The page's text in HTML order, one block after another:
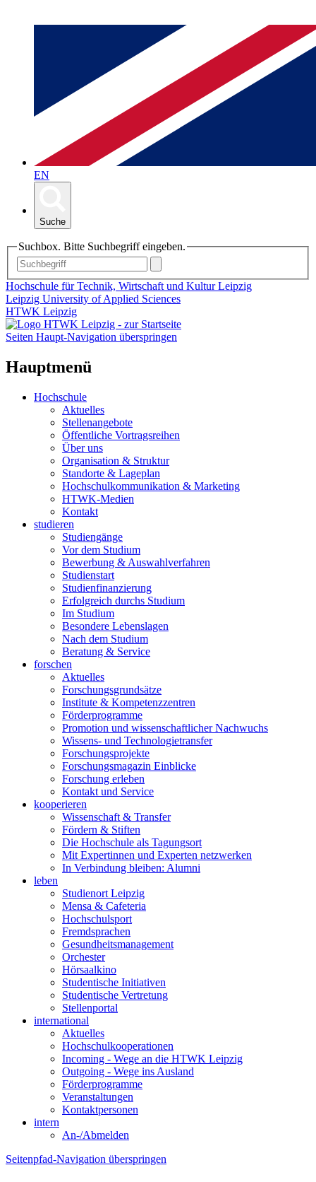
EN
Suche
Suchbox. Bitte Suchbegriff eingeben.
Hochschule für Technik, Wirtschaft und Kultur Leipzig
Leipzig University of Applied Sciences
HTWK Leipzig
Seiten Haupt-Navigation überspringen
Hauptmenü
Hochschule
Aktuelles
Stellenangebote
Öffentliche Vortragsreihen
Über uns
Organisation & Struktur
Standorte & Lageplan
Hochschulkommunikation & Marketing
HTWK-Medien
Kontakt
studieren
Studiengänge
Vor dem Studium
Bewerbung & Auswahlverfahren
Studienstart
Studienfinanzierung
Erfolgreich durchs Studium
Im Studium
Besondere Lebenslagen
Nach dem Studium
Beratung & Service
forschen
Aktuelles
Forschungsgrundsätze
Institute & Kompetenzzentren
Förderprogramme
Promotion und wissenschaftlicher Nachwuchs
Wissens- und Technologietransfer
Forschungsprojekte
Forschungsmagazin Einblicke
Forschung erleben
Kontakt und Service
kooperieren
Wissenschaft & Transfer
Fördern & Stiften
Die Hochschule als Tagungsort
Mit Expertinnen und Experten netzwerken
In Verbindung bleiben: Alumni
leben
Studienort Leipzig
Mensa & Cafeteria
Hochschulsport
Fremdsprachen
Gesundheitsmanagement
Orchester
Hörsaalkino
Studentische Initiativen
Studentische Vertretung
Stellenportal
international
Aktuelles
Hochschulkooperationen
Incoming - Wege an die HTWK Leipzig
Outgoing - Wege ins Ausland
Förderprogramme
Veranstaltungen
Kontaktpersonen
intern
An-/Abmelden
Seitenpfad-Navigation überspringen